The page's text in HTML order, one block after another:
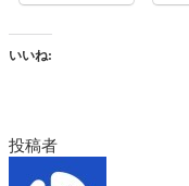
いいね:
投稿者